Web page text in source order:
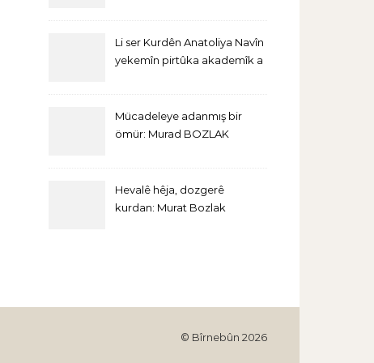
Li ser Kurdên Anatoliya Navîn
yekemîn pirtûka akademîk a
Mücadeleye adanmış bir
ömür: Murad BOZLAK
Hevalê hêja, dozgerê
kurdan: Murat Bozlak
© Bîrnebûn 2026